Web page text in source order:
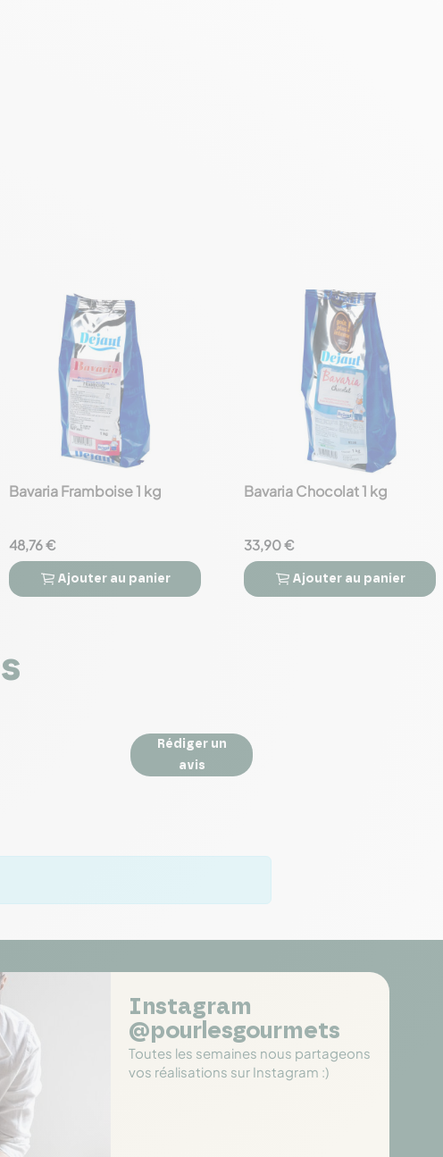
favorite_border
Bavaria Framboise 1 kg
48,76 €
 
Ajouter au panier
favorite_border
Bavaria Chocolat 1 kg
33,90 €
 
Ajouter au panier
Rédiger un
avis
Instagram
@pourlesgourmets
Toutes les semaines nous partageons
vos réalisations sur Instagram :)